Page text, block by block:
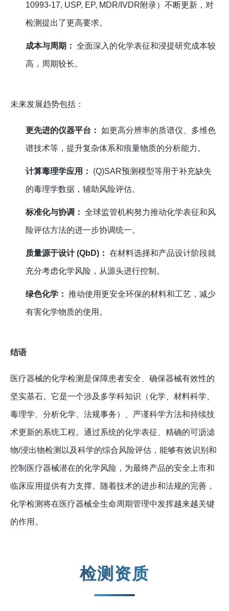
10993-17, USP, EP, MDR/IVDR附录）不断更新，对
检测提出了更高要求。
成本与周期： 全面深入的化学表征和浸提研究成本较
高，周期较长。
未来发展趋势包括：
更先进的仪器平台： 如更高分辨率的质谱仪、多维色
谱技术等，提升复杂体系和痕量物质的分析能力。
计算毒理学应用： (Q)SAR预测模型等用于补充缺失
的毒理学数据，辅助风险评估。
标准化与协调： 全球监管机构努力推动化学表征和风
险评估方法的进一步协调统一。
质量源于设计 (QbD)： 在材料选择和产品设计阶段就
充分考虑化学风险，从源头进行控制。
绿色化学： 推动使用更安全环保的材料和工艺，减少
有害化学物质的使用。
结语
医疗器械的化学检测是保障患者安全、确保器械有效性的
坚实基石。它是一个涉及多学科知识（化学、材料科学、
毒理学、分析化学、法规事务）、严谨科学方法和持续技
术更新的系统工程。通过系统的化学表征、精确的可沥滤
物/浸出物检测以及科学的综合风险评估，能够有效识别和
控制医疗器械潜在的化学风险，为最终产品的安全上市和
临床应用提供有力支撑。随着技术的进步和法规的完善，
化学检测将在医疗器械全生命周期管理中发挥越来越关键
的作用。
检测资质